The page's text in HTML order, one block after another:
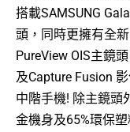
搭載SAMSUNG
頭，同時更擁有全
PureView OIS主鏡
及Capture Fusion
中階手機! 除主鏡頭
金機身及65%環保